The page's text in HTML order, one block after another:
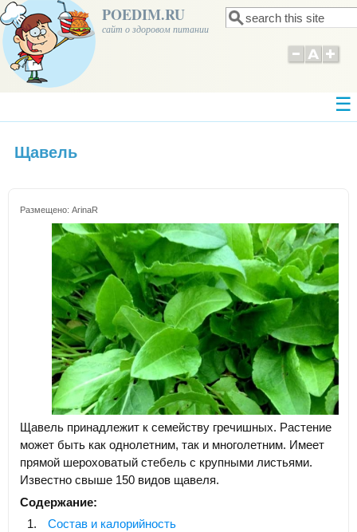
POEDIM.RU
сайт о здоровом питании Форма поиска
Поиск
Щавель
Размещено: ArinaR
Щавель принадлежит к семейству гречишных. Растение
может быть как однолетним, так и многолетним. Имеет
прямой шероховатый стебель с крупными листьями.
Известно свыше 150 видов щавеля.
Содержание:
Состав и калорийность